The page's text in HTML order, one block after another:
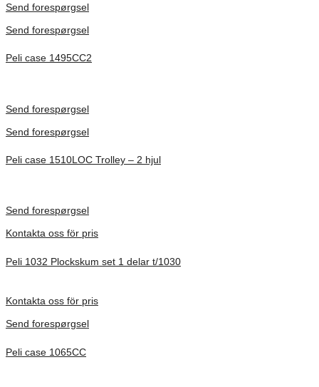
Send forespørgsel
Send forespørgsel
Peli case 1495CC2
Send forespørgsel
Send forespørgsel
Peli case 1510LOC Trolley – 2 hjul
Send forespørgsel
Kontakta oss för pris
Peli 1032 Plockskum set 1 delar t/1030
Kontakta oss för pris
Send forespørgsel
Peli case 1065CC